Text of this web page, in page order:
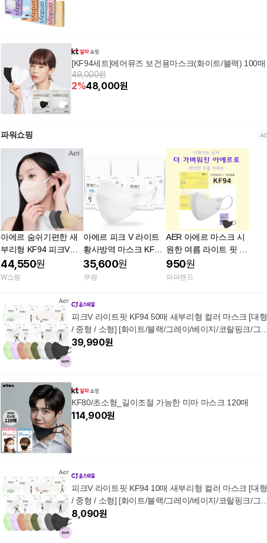
[KF94세트]에어뮤즈 보건용마스크(화이트/블랙) 100매
49,000원
2%48,000원
파워쇼핑
아에르 숨쉬기편한 새
부리형 KF94 피크V라
이트 마스크 소형/중형/
대형 개별포장 50매
44,550원
W쇼핑
아에르 피크 V 라이트
황사방역 마스크 KF94
소형 S 화이트 50개입
새부리형 컬러 귀편한
35,600원
쿠팡
AER 아에르 마스크 시
원한 여름 라이트 핏 예
쁜 피부저자극 얼큰이
대형 소형
950원
파파랜드
피크V 라이트핏 KF94 50매 새부리형 컬러 마스크 [대형
/ 중형 / 소형] [화이트/블랙/그레이/베이지/코랄핑크/그
린/퍼플]
39,990원
KF80/초소형_길이조절 가능한 미마 마스크 120매
114,900원
피크V 라이트핏 KF94 10매 새부리형 컬러 마스크 [대형
/ 중형 / 소형] [화이트/블랙/그레이/베이지/코랄핑크/그
린/퍼플]
8,090원